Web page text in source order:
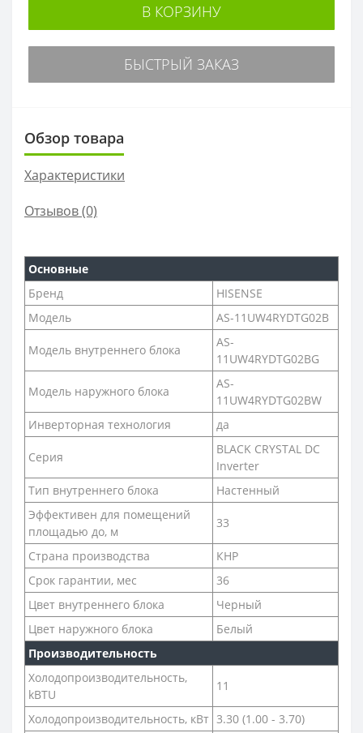
В КОРЗИНУ
БЫСТРЫЙ ЗАКАЗ
Обзор товара
Характеристики
Отзывов (0)
Основные
Бренд
HISENSE
Модель
AS-11UW4RYDTG02B
Модель внутреннего блока
AS-
11UW4RYDTG02BG
Модель наружного блока
AS-
11UW4RYDTG02BW
Инверторная технология
да
Серия
BLACK CRYSTAL DC
Inverter
Тип внутреннего блока
Настенный
Эффективен для помещений
площадью до, м
33
Страна производства
КНР
Срок гарантии, мес
36
Цвет внутреннего блока
Черный
Цвет наружного блока
Белый
Производительность
Холодопроизводительность,
kBTU
11
Холодопроизводительность, кВт 3.30 (1.00 - 3.70)